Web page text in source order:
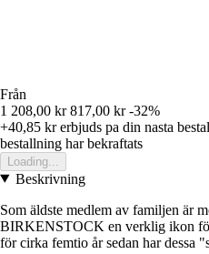
Från
1 208,00 kr 817,00 kr -32%
+40,85 krerbjuds pa din nasta
bestallning har bekraftats
Loading...
Beskrivning
Som äldste medlem av familjen är
BIRKENSTOCK en verklig ikon
för cirka femtio år sedan har dessa